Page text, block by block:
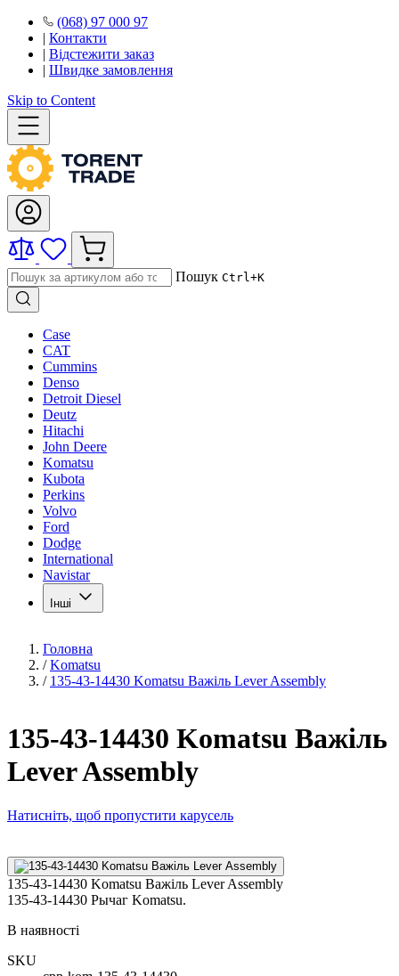
(068) 97 000 97
| Контакти
| Відстежити заказ
| Швидке замовлення
Skip to Content
Пошук Ctrl+K
Case
CAT
Cummins
Denso
Detroit Diesel
Deutz
Hitachi
John Deere
Komatsu
Kubota
Perkins
Volvo
Ford
Dodge
International
Navistar
Інші
Головна
/ Komatsu
/ 135-43-14430 Komatsu Важіль Lever Assembly
135-43-14430 Komatsu Важіль
Lever Assembly
Натисніть, щоб пропустити карусель
135-43-14430 Komatsu Важіль Lever Assembly
135-43-14430 Рычаг Komatsu.
В наявності
SKU